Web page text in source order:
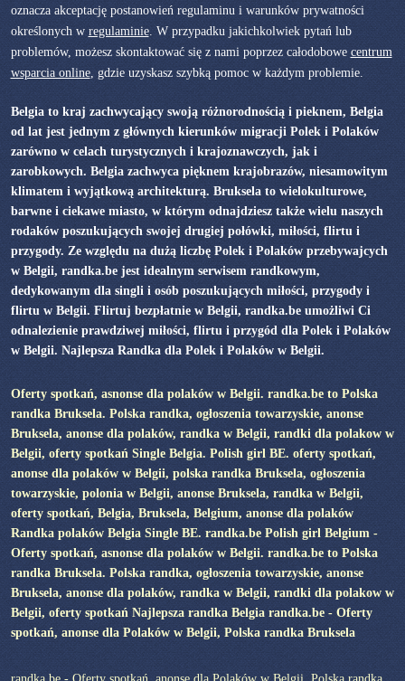
oznacza akceptację postanowień regulaminu i warunków prywatności
określonych w regulaminie. W przypadku jakichkolwiek pytań lub
problemów, możesz skontaktować się z nami poprzez całodobowe centrum
wsparcia online, gdzie uzyskasz szybką pomoc w każdym problemie.
Belgia to kraj zachwycający swoją różnorodnością i pieknem, Belgia
od lat jest jednym z głównych kierunków migracji Polek i Polaków
zarówno w celach turystycznych i krajoznawczych, jak i
zarobkowych. Belgia zachwyca pięknem krajobrazów, niesamowitym
klimatem i wyjątkową architekturą. Bruksela to wielokulturowe,
barwne i ciekawe miasto, w którym odnajdziesz także wielu naszych
rodaków poszukujących swojej drugiej połówki, miłości, flirtu i
przygody. Ze względu na dużą liczbę Polek i Polaków przebywajcych
w Belgii, randka.be jest idealnym serwisem randkowym,
dedykowanym dla singli i osób poszukujących miłości, przygody i
flirtu w Belgii. Flirtuj bezpłatnie w Belgii, randka.be umożliwi Ci
odnalezienie prawdziwej miłości, flirtu i przygód dla Polek i Polaków
w Belgii. Najlepsza Randka dla Polek i Polaków w Belgii.
Oferty spotkań, asnonse dla polaków w Belgii. randka.be to Polska
randka Bruksela. Polska randka, ogłoszenia towarzyskie, anonse
Bruksela, anonse dla polaków, randka w Belgii, randki dla polakow w
Belgii, oferty spotkań Single Belgia. Polish girl BE. oferty spotkań,
anonse dla polaków w Belgii, polska randka Bruksela, ogłoszenia
towarzyskie, polonia w Belgii, anonse Bruksela, randka w Belgii,
oferty spotkań, Belgia, Bruksela, Belgium, anonse dla polaków
Randka polaków Belgia Single BE. randka.be Polish girl Belgium -
Oferty spotkań, asnonse dla polaków w Belgii. randka.be to Polska
randka Bruksela. Polska randka, ogłoszenia towarzyskie, anonse
Bruksela, anonse dla polaków, randka w Belgii, randki dla polakow w
Belgii, oferty spotkań Najlepsza randka Belgia randka.be - Oferty
spotkań, anonse dla Polaków w Belgii, Polska randka Bruksela
randka.be - Oferty spotkań, anonse dla Polaków w Belgii, Polska randka